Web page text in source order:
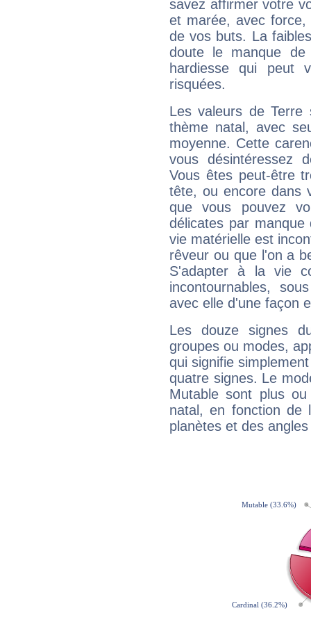
savez affirmer votre
et marée, avec
de vos buts. La
doute le manque
hardiesse qui peut
risquées.
Les valeurs de Terre
thème natal, avec
moyenne. Cette
vous désintéressez
Vous êtes peut-être
tête, ou encore dans
que vous pouvez
délicates par
vie matérielle est
rêveur ou que l'on a
S'adapter à la vie
incontournables,
avec elle d'une façon
Les douze signes
groupes ou modes,
qui signifie
quatre signes. Le
Mutable sont plus
natal, en fonction de
planètes et des